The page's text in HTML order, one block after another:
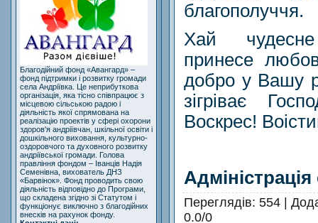
Благодійний фонд «Авангард» –
фонд підтримки і розвитку громади
села Андріївка. Це неприбуткова
організація, яка тісно співпрацює з
місцевою сільською радою і
діяльність якої спрямована на
реалізацію проектів у сфері охорони
здоров'я андріївчан, шкільної освіти і
дошкільного виховання, культурно-
оздоровчого та духовного розвитку
андріївської громади. Голова
правління фондом – Іванців Надія
Семенівна, вихователь ДНЗ
«Барвінок». Фонд проводить свою
діяльність відповідно до Програми,
що складена згідно зі Статутом і
функціонує виключно з благодійних
внесків на рахунок фонду.
благополуччя.
Хай
принесе
добро у Вашу
зігріває
Воскрес!
Адміністрація
Переглядів: 554 |
0.0/0